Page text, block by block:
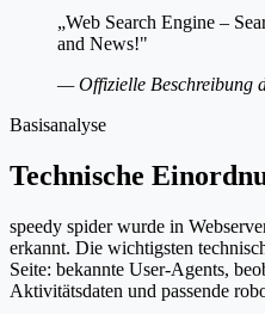
„Web Search Engine –
and News!"
— Offizielle Beschreibung
Basisanalyse
Technische
speedy spider wurde in
erkannt. Die wichtigsten
Seite: bekannte User-Agents,
Aktivitätsdaten und passende